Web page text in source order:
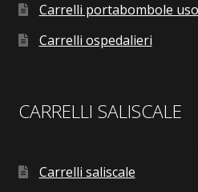
Carrelli portabombole
Carrelli ospedalieri
CARRELLI SALISCALE
Carrelli saliscale